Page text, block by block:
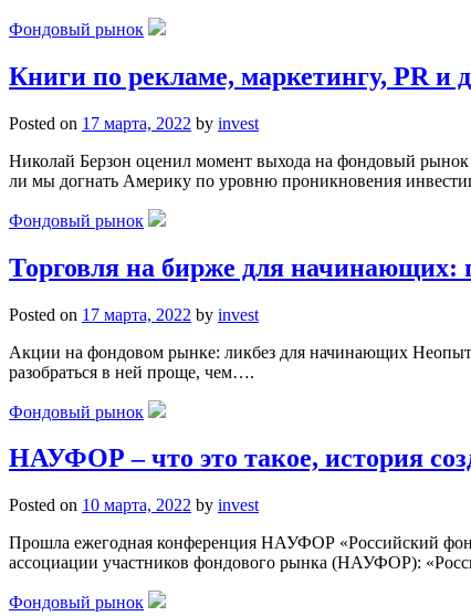
Фондовый рынок
Книги по рекламе, маркетингу, PR и
Posted on 17 марта, 2022 by invest
Николай Берзон оценил момент выхода на фондовый
ли мы догнать Америку по уровню проникновения
Фондовый рынок
Торговля на бирже для
Posted on 17 марта, 2022 by invest
Акции на фондовом рынке: ликбез для начинающих
разобраться в ней проще, чем….
Фондовый рынок
НАУФОР – что это такое, история
Posted on 10 марта, 2022 by invest
Прошла ежегодная конференция НАУФОР «Российский
ассоциации участников фондового рынка (НАУФОР):
Фондовый рынок